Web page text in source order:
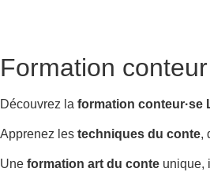
Formation
Découvrez la formation conteur·se
Apprenez les techniques du conte,
Une formation art du conte unique,